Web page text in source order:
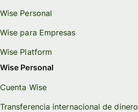
Wise Personal
Wise para Empresas
Wise Platform
Wise Personal
Cuenta Wise
Transferencia internacional de dinero